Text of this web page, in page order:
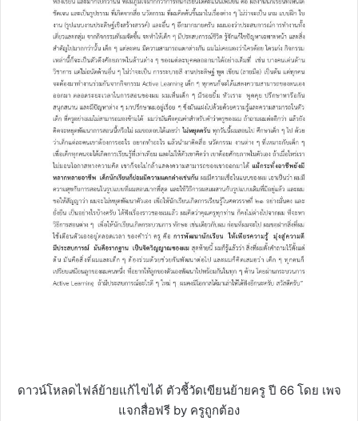
ดาวน์โหลดไฟล์ย้ายแก้ไขได้ ตัวชี้วัดเขียนย้ายครู ปี 66 โดย เพจ
แจกสื่อฟรี by ครูถูกต้อง